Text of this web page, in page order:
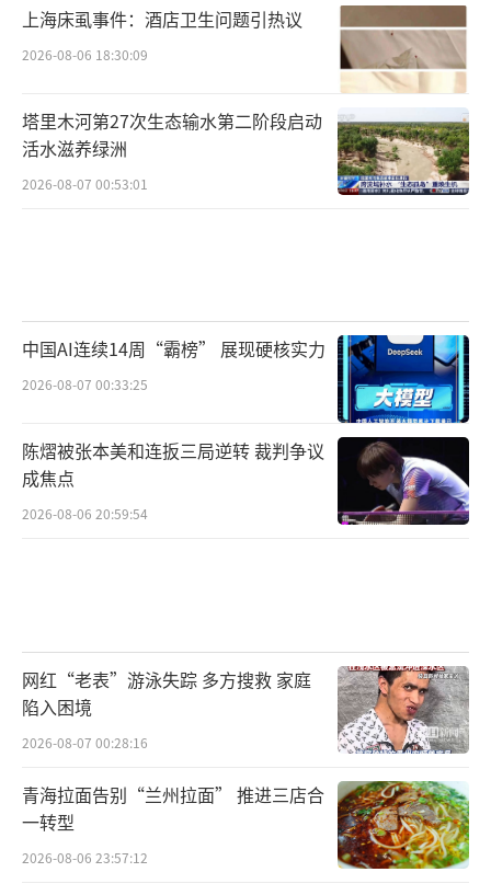
上海床虱事件：酒店卫生问题引热议
2026-08-06 18:30:09
塔里木河第27次生态输水第二阶段启动
活水滋养绿洲
2026-08-07 00:53:01
中国AI连续14周“霸榜” 展现硬核实力
2026-08-07 00:33:25
陈熠被张本美和连扳三局逆转 裁判争议
成焦点
2026-08-06 20:59:54
网红“老表”游泳失踪 多方搜救 家庭
陷入困境
2026-08-07 00:28:16
青海拉面告别“兰州拉面” 推进三店合
一转型
2026-08-06 23:57:12